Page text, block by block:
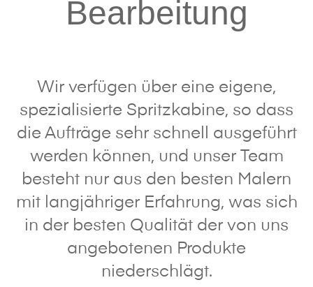
Bearbeitung
Wir verfügen über eine eigene,
spezialisierte Spritzkabine, so dass
die Aufträge sehr schnell ausgeführt
werden können, und unser Team
besteht nur aus den besten Malern
mit langjähriger Erfahrung, was sich
in der besten Qualität der von uns
angebotenen Produkte
niederschlägt.